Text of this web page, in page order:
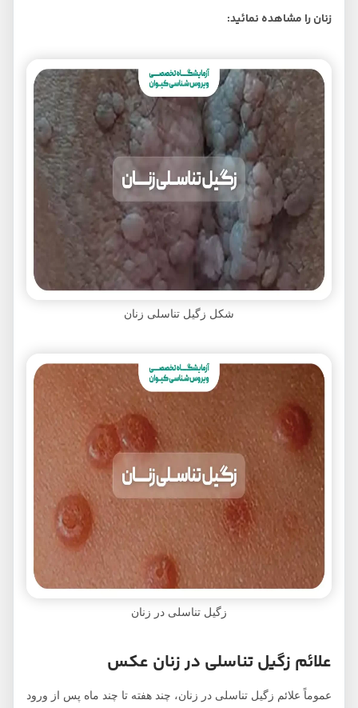
زنان را مشاهده نمائید:
شکل زگیل تناسلی زنان
زگیل تناسلی در زنان
علائم زگیل تناسلی در زنان عکس
عموماً علائم زگیل تناسلی در زنان، چند هفته تا چند ماه پس از ورود